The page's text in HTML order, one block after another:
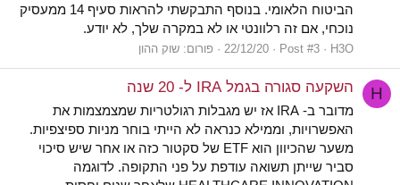
הביטוח הלאומי. בנוסף התבקשתי להראות סעיף 14 ממעסיק
נוכחי, אם זה רלוונטי או לא במקרה שלך, לא יודע.
H3O
Post #3
22/12/20 פורום: שוק ההון
H השקעה סגורה בגמל IRA ל- 20 שנה
מדובר ב- IRA אז יש מגבלות רגולטריות שמצמצמות את
האפשרויות, וממילא כנראה לא הייתי בוחר מניות ספיצפיות.
משער שהכיוון הוא ETF של סקטור כזה או אחר שיש סיכוי
סביר שייתן תשואה עודפת על פני התקופה. לדוגמה